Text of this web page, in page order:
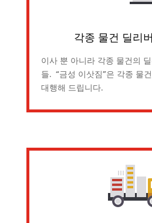
각종 물건 딜리
이사 뿐 아니라 각종 물건의
들. “금성 이삿짐”은 각종 물
대행해 드립니다.